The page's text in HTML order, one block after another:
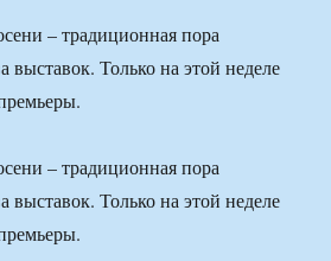
– традиционная пора
выставок. Только на этой неделе
– традиционная пора
выставок. Только на этой неделе